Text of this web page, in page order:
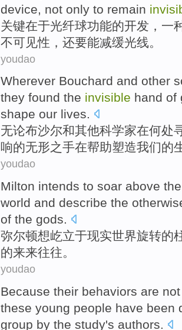
device
not only to remain
关键在于光纤球功能的开发 ， 一
不可见性，还要能减缓光线 。
youdao
Wherever Bouchard and other
they found the invisible hand of
shape our lives.
无论布沙尔和其他科学家在何处
响的无形之手在帮助塑造我们的
youdao
Milton intends to soar above
world and describe the
of the gods.
弥尔顿想屹立于现实世界旋转的
的来来往往。
youdao
Because their behaviors are not
these young people have been
group by the study's authors.